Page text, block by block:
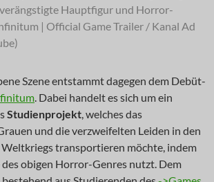
Hauptfigur und Horror-
| Official Game Trailer / Kanal Ad
Szene entstammt dagegen dem Debüt-
. Dabei handelt es sich um ein
Studienprojekt, welches das
und die verzweifelten Leiden in den
Weltkriegs transportieren möchte, indem
obigen Horror-Genres nutzt. Dem